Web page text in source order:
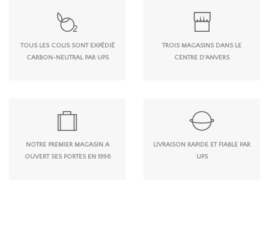
TOUS LES COLIS SONT EXPÉDIÉ
CARBON-NEUTRAL PAR UPS
TROIS MAGASINS DANS LE
CENTRE D'ANVERS
NOTRE PREMIER MAGASIN A
OUVERT SES PORTES EN 1996
LIVRAISON RAPIDE ET FIABLE PAR
UPS